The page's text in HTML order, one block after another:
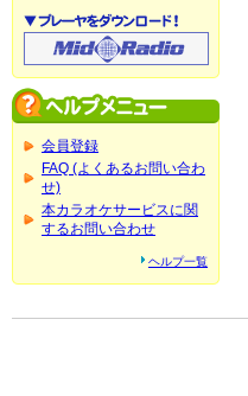
会員登録
FAQ (よくあるお問い合わ
せ)
本カラオケサービスに関
するお問い合わせ
ヘルプ一覧